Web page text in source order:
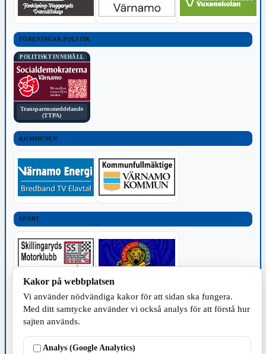
FÖRENINGAR POLITIK
POLITISKT INNEHÅLL
Transparensmeddelande
(TTPA)
KOMMUNEN
SPORT
TILLVERKNING
Kakor på webbplatsen
Vi använder nödvändiga kakor för att sidan ska fungera.
Med ditt samtycke använder vi också analys för att förstå hur
sajten används.
Analys (Google Analytics)